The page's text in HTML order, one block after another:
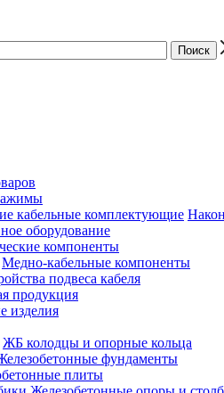
оборудование
компоненты
Медно-кабельные компоненты
подвеса кабеля
продукция
изделия
ЖБ колодцы и опорные кольца
фундаменты
плиты